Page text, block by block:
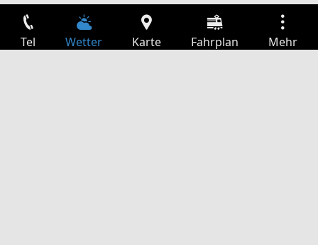
Tel Wetter Karte Fahrplan Mehr